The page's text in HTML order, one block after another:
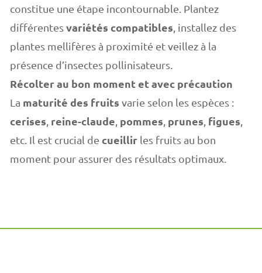
constitue une étape incontournable. Plantez
différentesvariétés compatibles , installez des
plantes mellifères à proximité et veillez à la
présence d’insectes pollinisateurs.
Récolter au bon moment et avec précaution
La maturité des fruits varie selon les espèces :
cerises reine-claude pommes prunes figues
etc. Il est crucial de cueillir les fruits au bon
moment pour assurer des résultats optimaux.